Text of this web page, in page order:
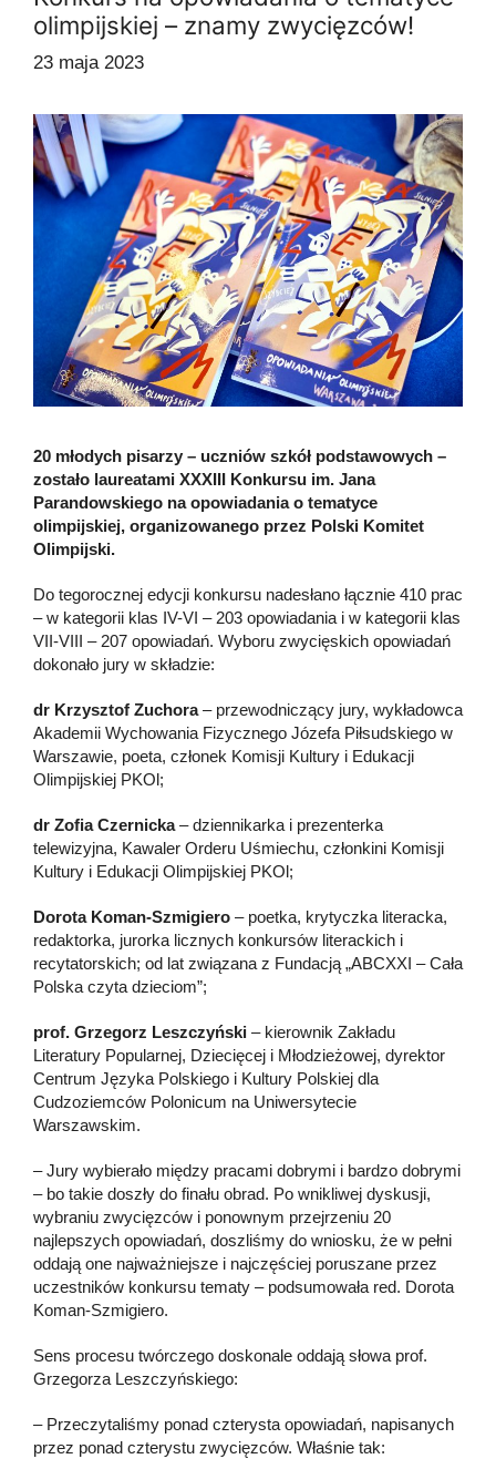
olimpijskiej – znamy zwycięzców!
23 maja 2023
20 młodych pisarzy – uczniów szkół podstawowych –
zostało laureatami XXXIII Konkursu im. Jana
Parandowskiego na opowiadania o tematyce
olimpijskiej, organizowanego przez Polski Komitet
Olimpijski.
Do tegorocznej edycji konkursu nadesłano łącznie 410 prac
– w kategorii klas IV-VI – 203 opowiadania i w kategorii klas
VII-VIII – 207 opowiadań. Wyboru zwycięskich opowiadań
dokonało jury w składzie:
dr Krzysztof Zuchora– przewodniczący jury, wykładowca
Akademii Wychowania Fizycznego Józefa Piłsudskiego w
Warszawie, poeta, członek Komisji Kultury i Edukacji
Olimpijskiej PKOl;
dr Zofia Czernicka– dziennikarka i prezenterka
telewizyjna, Kawaler Orderu Uśmiechu, członkini Komisji
Kultury i Edukacji Olimpijskiej PKOl;
Dorota Koman-Szmigiero – poetka, krytyczka literacka,
redaktorka, jurorka licznych konkursów literackich i
recytatorskich; od lat związana z Fundacją „ABCXXI – Cała
Polska czyta dzieciom”;
prof. Grzegorz Leszczyński – kierownik Zakładu
Literatury Popularnej, Dziecięcej i Młodzieżowej, dyrektor
Centrum Języka Polskiego i Kultury Polskiej dla
Cudzoziemców Polonicum na Uniwersytecie
Warszawskim.
– Jury wybierało między pracami dobrymi i bardzo dobrymi
– bo takie doszły do finału obrad. Po wnikliwej dyskusji,
wybraniu zwycięzców i ponownym przejrzeniu 20
najlepszych opowiadań, doszliśmy do wniosku, że w pełni
oddają one najważniejsze i najczęściej poruszane przez
uczestników konkursu tematy – podsumowała red. Dorota
Koman-Szmigiero.
Sens procesu twórczego doskonale oddają słowa prof.
Grzegorza Leszczyńskiego:
– Przeczytaliśmy ponad czterysta opowiadań, napisanych
przez ponad czterystu zwycięzców. Właśnie tak: